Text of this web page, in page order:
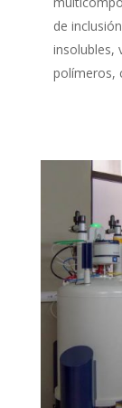
de
insolubles,
polímeros,